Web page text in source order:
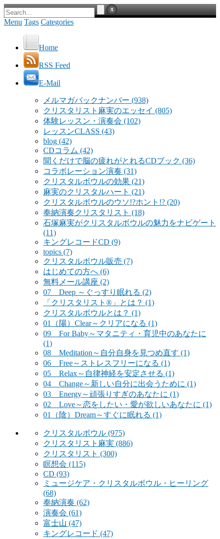
Menu Tags Categories
Home
RSS Feed
E-Mail
メルマガバックナンバー (938)
クリスタリスト麻実のエッセイ (805)
体験レッスン・演奏会 (102)
レッスンCLASS (43)
blog (42)
CDコラム (42)
聞くだけで脳の疲れがとれるCDブック (36)
コラボレーション演奏 (31)
クリスタルボウルの効果 (21)
麻実のクリスタルハート (21)
クリスタルボウルのウソ!?ホント!? (20)
奉納演奏クリスタリスト (18)
石塚麻実がクリスタルボウルの魅力をナビゲート
(11)
キングレコードCD (9)
topics (7)
クリスタルボウル販売 (7)
はじめての方へ (6)
無料メール講座 (2)
07 Deep ～ぐっすり眠れる (2)
「クリスタリスト®」とは？ (1)
クリスタルボウルとは？ (1)
01（陽）Clear～クリアになる (1)
09 For Baby～マタニティ・育児中のあなたに
(1)
08 Meditation～自分自身を見つめ直す (1)
06 Free～ストレスフリーになる (1)
05 Relax～自律神経を安定させる (1)
04 Change～新しい自分に出会うために (1)
03 Energy～頑張りすぎのあなたに (1)
02 Love～恋をしたい・愛が欲しいあなたに (1)
01（陰）Dream～すぐに眠れる (1)
クリスタルボウル (975)
クリスタリスト麻実 (886)
クリスタリスト (300)
瞑想会 (115)
CD (93)
ミュージケア・クリスタルボウル・ヒーリング
(68)
奉納演奏 (62)
演奏会 (61)
富士山 (47)
キングレコード (47)